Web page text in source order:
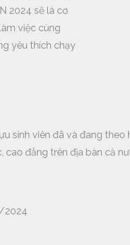
2024 sẽ là cơ
việc cùng
yêu thích chạy
sinh viên đã và đang
cao đẳng trên địa bàn cả
2024